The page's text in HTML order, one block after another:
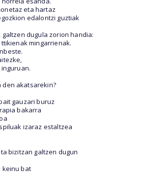
eta hartaz
edalontzi guztiak
dugula zorion handia:
mingarrienak.
den akatsarekin?
gauzari buruz
bakarra
izaraz estaltzea
bizitzan galtzen dugun
keinu bat